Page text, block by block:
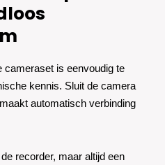
cameraset is eenvoudig te
kennis. Sluit de camera
automatisch verbinding
recorder, maar altijd een